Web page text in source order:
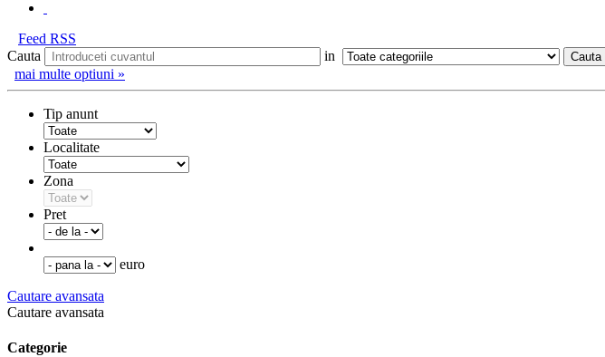
Feed RSS
Cauta
in
mai multe optiuni »
Tip anunt
Localitate
Zona
Pret
euro
Cautare avansata
Cautare avansata
Categorie